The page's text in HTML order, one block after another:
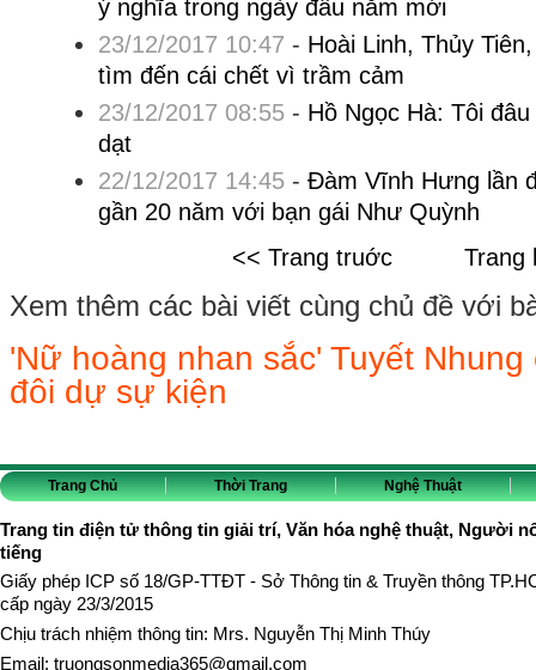
ý nghĩa trong ngày đầu năm mới
23/12/2017 10:47 - Hoài Linh, Thủy
tìm đến cái chết vì trầm cảm
23/12/2017 08:55- Hồ Ngọc Hà: Tôi
dạt
22/12/2017 14:45- Đàm Vĩnh Hưng lần
gần 20 năm với bạn gái Như Quỳnh
<< Trang truớc
Trang
Xem thêm các bài viết cùng chủ đề với
'Nữ hoàng nhan sắc' Tuyết
đôi dự sự kiện
Trang Chủ Thời Trang Nghệ Thuật
Trang tin điện tử thông tin giải trí, Văn hóa nghệ thuật, Người
tiếng
Giấy phép ICP số 18/GP-TTĐT - Sở Thông tin & Truyền thông
cấp ngày 23/3/2015
Chịu trách nhiệm thông tin: Mrs. Nguyễn Thị Minh Thúy
Email: truongsonmedia365@gmail.com